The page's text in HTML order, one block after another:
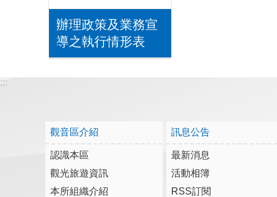
辦理政策及業務宣
導之執行情形表
:::
觀音區介紹
認識本區
觀光旅遊資訊
本所組織介紹
訊息公告
最新消息
活動相簿
RSS訂閱